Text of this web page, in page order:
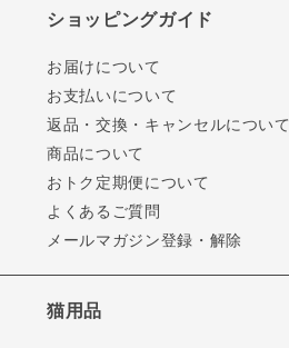
ショッピングガイド
お届けについて
お支払いについて
返品・交換・キャンセルについて
商品について
おトク定期便について
よくあるご質問
メールマガジン登録・解除
猫用品